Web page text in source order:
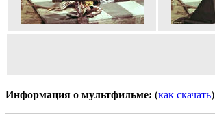
Информация о мультфильме: (как скачать)